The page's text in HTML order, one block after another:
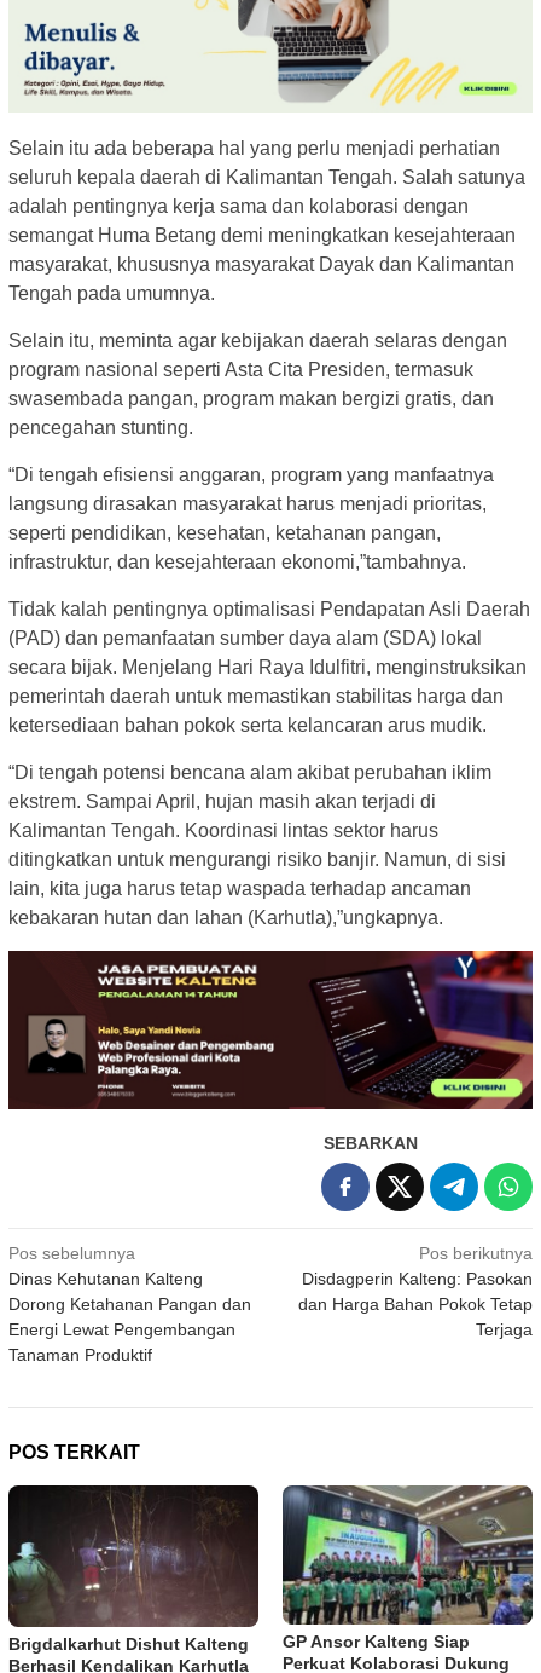
Selain itu ada beberapa hal yang perlu menjadi perhatian
seluruh kepala daerah di Kalimantan Tengah. Salah satunya
adalah pentingnya kerja sama dan kolaborasi dengan
semangat Huma Betang demi meningkatkan kesejahteraan
masyarakat, khususnya masyarakat Dayak dan Kalimantan
Tengah pada umumnya.
Selain itu, meminta agar kebijakan daerah selaras dengan
program nasional seperti Asta Cita Presiden, termasuk
swasembada pangan, program makan bergizi gratis, dan
pencegahan stunting.
“Di tengah efisiensi anggaran, program yang manfaatnya
langsung dirasakan masyarakat harus menjadi prioritas,
seperti pendidikan, kesehatan, ketahanan pangan,
infrastruktur, dan kesejahteraan ekonomi,”tambahnya.
Tidak kalah pentingnya optimalisasi Pendapatan Asli Daerah
(PAD) dan pemanfaatan sumber daya alam (SDA) lokal
secara bijak. Menjelang Hari Raya Idulfitri, menginstruksikan
pemerintah daerah untuk memastikan stabilitas harga dan
ketersediaan bahan pokok serta kelancaran arus mudik.
“Di tengah potensi bencana alam akibat perubahan iklim
ekstrem. Sampai April, hujan masih akan terjadi di
Kalimantan Tengah. Koordinasi lintas sektor harus
ditingkatkan untuk mengurangi risiko banjir. Namun, di sisi
lain, kita juga harus tetap waspada terhadap ancaman
kebakaran hutan dan lahan (Karhutla),”ungkapnya.
SEBARKAN
Navigasi
pos
Pos sebelumnya
Dinas Kehutanan Kalteng
Dorong Ketahanan Pangan dan
Energi Lewat Pengembangan
Tanaman Produktif
Pos berikutnya
Disdagperin Kalteng: Pasokan
dan Harga Bahan Pokok Tetap
Terjaga
POS TERKAIT
Brigdalkarhut Dishut Kalteng
Berhasil Kendalikan Karhutla
GP Ansor Kalteng Siap
Perkuat Kolaborasi Dukung